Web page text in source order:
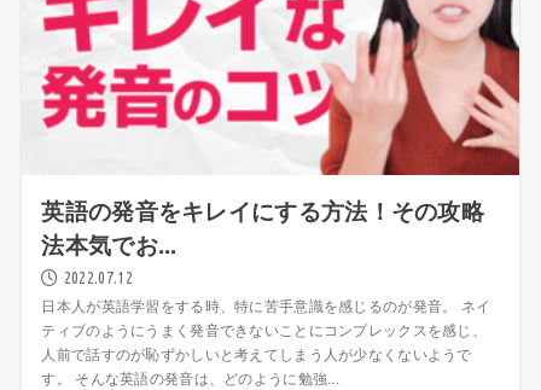
英語の発音をキレイにする方法！その攻略
法本気でお...
2022.07.12
日本人が英語学習をする時、特に苦手意識を感じるのが発音。 ネイ
ティブのようにうまく発音できないことにコンプレックスを感じ、
人前で話すのが恥ずかしいと考えてしまう人が少なくないようで
す。 そんな英語の発音は、どのように勉強...